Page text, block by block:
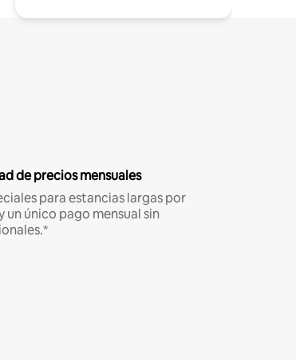
de precios mensuales
para estancias largas por
un único pago mensual sin